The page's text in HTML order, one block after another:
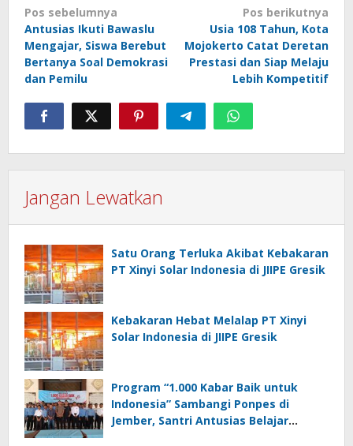
Navigasi
pos
Pos sebelumnya
Antusias Ikuti Bawaslu
Mengajar, Siswa Berebut
Bertanya Soal Demokrasi
dan Pemilu
Pos berikutnya
Usia 108 Tahun, Kota
Mojokerto Catat Deretan
Prestasi dan Siap Melaju
Lebih Kompetitif
Jangan Lewatkan
Satu Orang Terluka Akibat Kebakaran
PT Xinyi Solar Indonesia di JIIPE Gresik
Kebakaran Hebat Melalap PT Xinyi
Solar Indonesia di JIIPE Gresik
Program “1.000 Kabar Baik untuk
Indonesia” Sambangi Ponpes di
Jember, Santri Antusias Belajar